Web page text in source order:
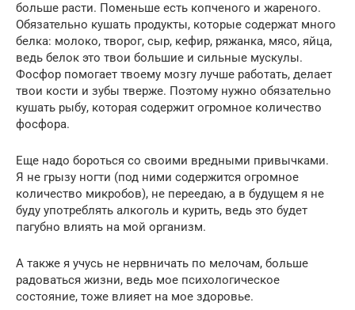
больше расти. Поменьше есть копченого и жареного.
Обязательно кушать продукты, которые содержат много
белка: молоко, творог, сыр, кефир, ряжанка, мясо, яйца,
ведь белок это твои большие и сильные мускулы.
Фосфор помогает твоему мозгу лучше работать, делает
твои кости и зубы тверже. Поэтому нужно обязательно
кушать рыбу, которая содержит огромное количество
фосфора.
Еще надо бороться со своими вредными привычками.
Я не грызу ногти (под ними содержится огромное
количество микробов), не переедаю, а в будущем я не
буду употреблять алкоголь и курить, ведь это будет
пагубно влиять на мой организм.
А также я учусь не нервничать по мелочам, больше
радоваться жизни, ведь мое психологическое
состояние, тоже влияет на мое здоровье.